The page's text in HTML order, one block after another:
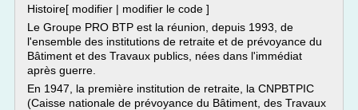
Histoire[ modifier | modifier le code ]
Le Groupe PRO BTP est la réunion, depuis 1993, de
l'ensemble des institutions de retraite et de prévoyance du
Bâtiment et des Travaux publics, nées dans l'immédiat
après guerre.
En 1947, la première institution de retraite, la CNPBTPIC
(Caisse nationale de prévoyance du Bâtiment, des Travaux